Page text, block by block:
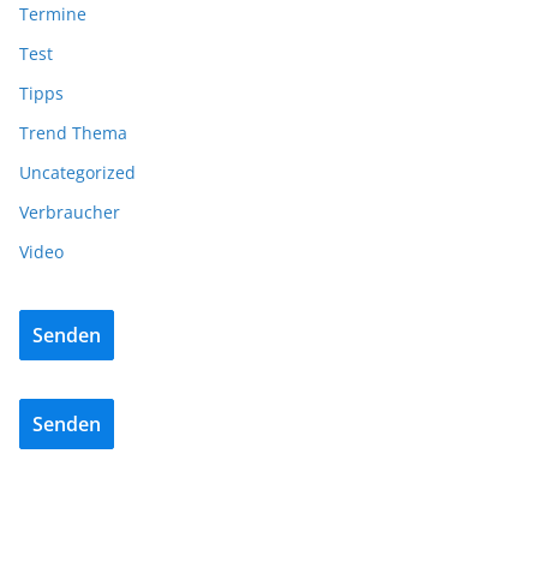
Termine
Test
Tipps
Trend Thema
Uncategorized
Verbraucher
Video
Senden
Senden